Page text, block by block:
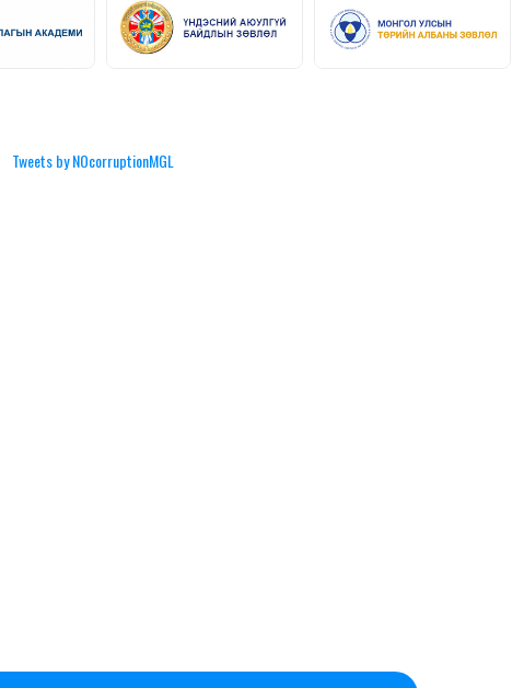
Tweets by NOcorruptionMGL